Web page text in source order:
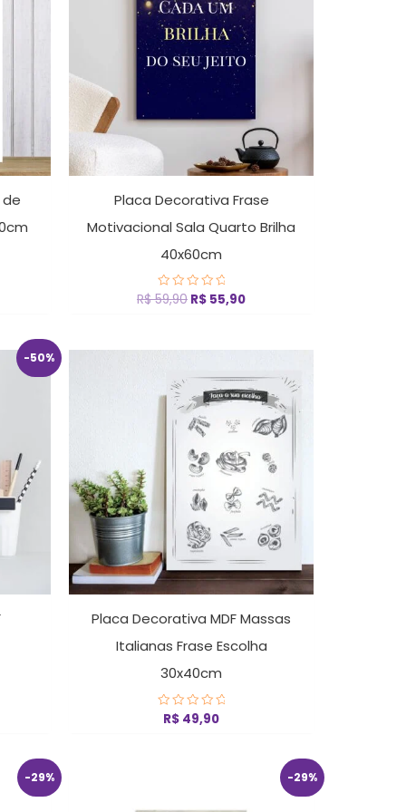
de
Placa Decorativa Frase
Motivacional Sala Quarto Brilha
40x60cm
Avaliação
R$59,90 R$ 55,90
-50%
Placa Decorativa MDF Massas
Italianas Frase Escolha
30x40cm
Avaliação
0R$ 49,90
-29% -29%
original
preço
atual